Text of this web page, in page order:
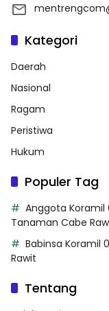
Kategori
Daerah
Nasional
Ragam
Peristiwa
Hukum
Populer Tag
Anggota Koramil
Tanaman Cabe
Babinsa Koramil
Rawit
Tentang